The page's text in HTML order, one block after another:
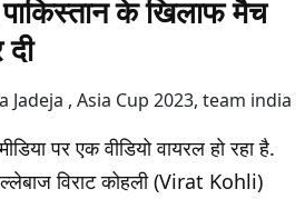
के खिलाफ मैच
पर एक वीडियो वायरल हो रहा है.
विराट कोहली (Virat Kohli)